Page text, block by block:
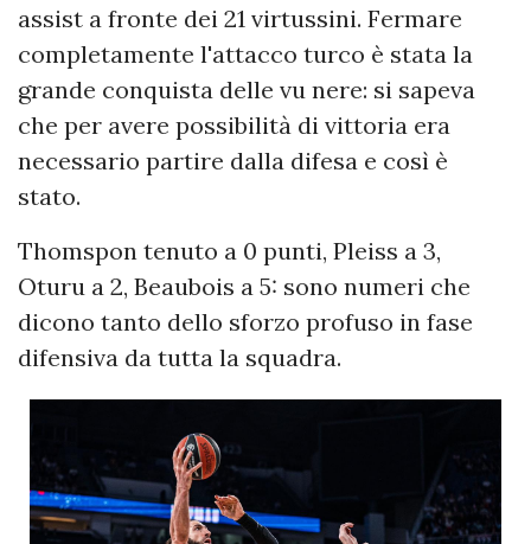
assist a fronte dei 21 virtussini. Fermare
completamente l'attacco turco è stata la
grande conquista delle vu nere: si sapeva
che per avere possibilità di vittoria era
necessario partire dalla difesa e così è
stato.
Thomspon tenuto a 0 punti, Pleiss a 3,
Oturu a 2, Beaubois a 5: sono numeri che
dicono tanto dello sforzo profuso in fase
difensiva da tutta la squadra.